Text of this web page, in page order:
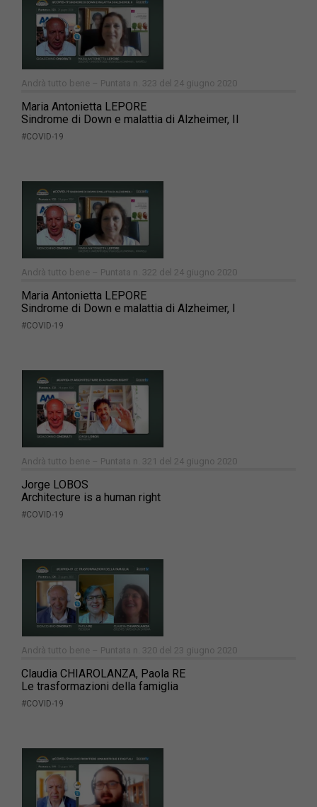
Andrà tutto bene – Puntata n. 323 del 24 giugno 2020
Maria Antonietta LEPORE
Sindrome di Down e malattia di Alzheimer, II
#COVID-19
Andrà tutto bene – Puntata n. 322 del 24 giugno 2020
Maria Antonietta LEPORE
Sindrome di Down e malattia di Alzheimer, I
#COVID-19
Andrà tutto bene – Puntata n. 321 del 24 giugno 2020
Jorge LOBOS
Architecture is a human right
#COVID-19
Andrà tutto bene – Puntata n. 320 del 23 giugno 2020
Claudia CHIAROLANZA, Paola RE
Le trasformazioni della famiglia
#COVID-19